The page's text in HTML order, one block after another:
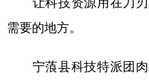
需要的地方。
宁蒗县科技特派团